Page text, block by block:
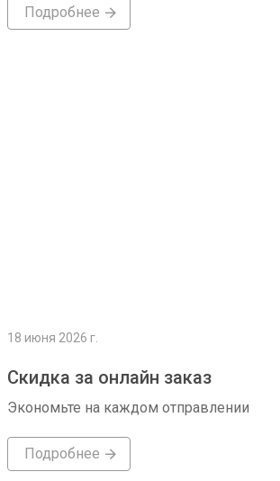
Подробнее
18 июня 2026 г.
Скидка за онлайн заказ
Экономьте на каждом отправлении
Подробнее